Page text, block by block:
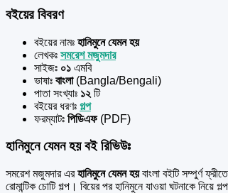
বইয়ের বিবরণ
বইয়ের নামঃ হানিমুনে যেমন হয়
লেখকঃ সমরেশ মজুমদার
সাইজঃ ০১ এমবি
ভাষাঃ বাংলা (Bangla/Bengali)
পাতা সংখ্যাঃ ১২ টি
বইয়ের ধরণঃ গল্প
ফরম্যাটঃ পিডিএফ (PDF)
হানিমুনে যেমন হয় বই রিভিউঃ
সমরেশ মজুমদার এরহানিমুনে যেমন হয়বাংলা বইটি সম্পুর্ণ
রোমান্টিক চোটি গল্প। বিয়ের পর হানিমুনে যাওয়া ঘটনাকে নিয়ে